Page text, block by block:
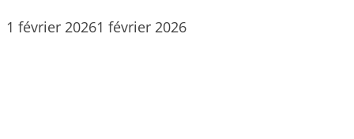
1 février 20261 février 2026